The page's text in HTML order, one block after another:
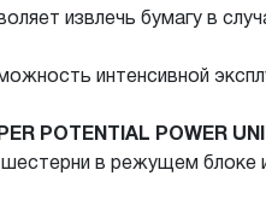
извлечь бумагу в
интенсивной
POTENTIAL POWER
в режущем блоке